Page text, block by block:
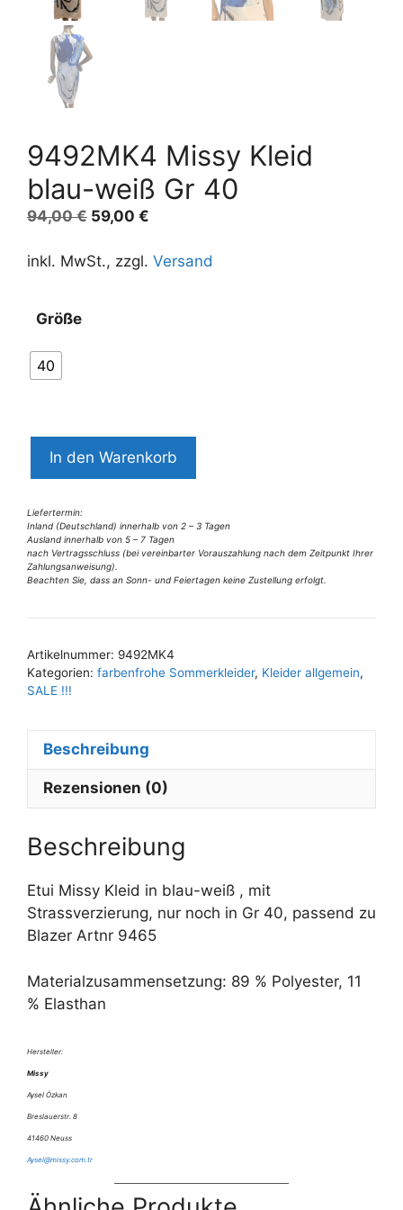
9492MK4 Missy Kleid
blau-weiß Gr 40
94,00€ Ursprünglicher
war:
59,00 €
ist:
inkl. MwSt., zzgl. Versand
Größe
40
Missy
blau-
weiß
Gr
40
In den Warenkorb
Liefertermin:
Inland (Deutschland) innerhalb von 2 – 3 Tagen
Ausland innerhalb von 5 – 7 Tagen
nach Vertragsschluss (bei vereinbarter Vorauszahlung nach dem Zeitpunkt Ihrer
Zahlungsanweisung).
Beachten Sie, dass an Sonn- und Feiertagen keine Zustellung erfolgt.
l
e
r
:
Artikelnummer: 9492MK4
Kategorien: farbenfrohe Sommerkleider, Kleider allgemein,
SALE !!!
Beschreibung
Rezensionen (0)
Beschreibung
Etui Missy Kleid in blau-weiß , mit
Strassverzierung, nur noch in Gr 40, passend zu
Blazer Artnr 9465
Materialzusammensetzung: 89 % Polyester, 11
% Elasthan
Hersteller:
Missy
Aysel Özkan
Breslauerstr. 8
41460 Neuss
Aysel@missy.com.tr